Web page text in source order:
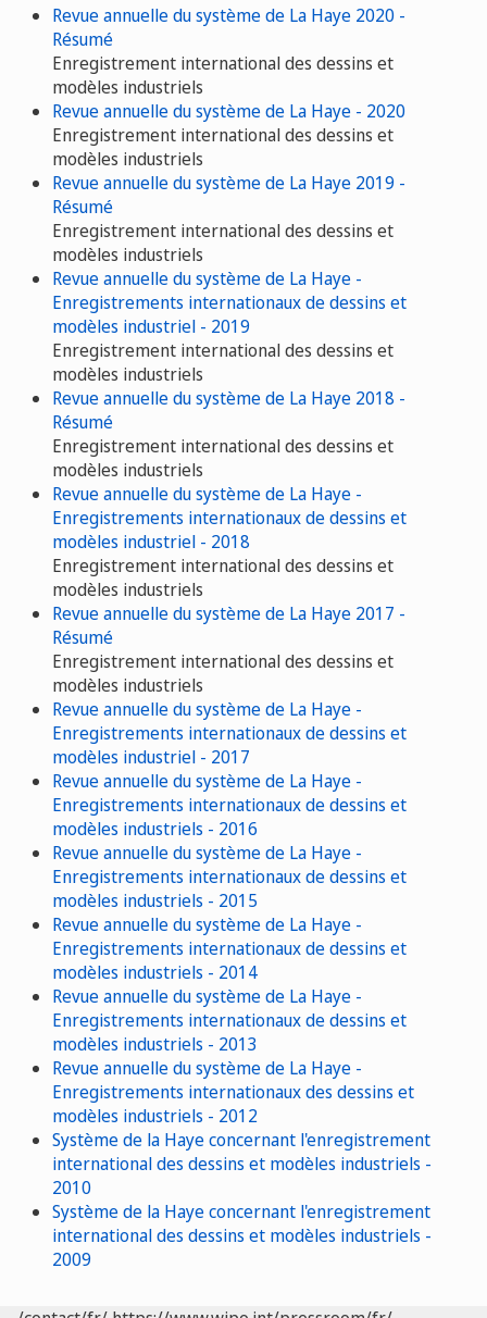
Revue annuelle du système de La Haye 2020 -
Résumé
Enregistrement international des dessins et
modèles industriels
Revue annuelle du système de La Haye - 2020
Enregistrement international des dessins et
modèles industriels
Revue annuelle du système de La Haye 2019 -
Résumé
Enregistrement international des dessins et
modèles industriels
Revue annuelle du système de La Haye -
Enregistrements internationaux de dessins et
modèles industriel - 2019
Enregistrement international des dessins et
modèles industriels
Revue annuelle du système de La Haye 2018 -
Résumé
Enregistrement international des dessins et
modèles industriels
Revue annuelle du système de La Haye -
Enregistrements internationaux de dessins et
modèles industriel - 2018
Enregistrement international des dessins et
modèles industriels
Revue annuelle du système de La Haye 2017 -
Résumé
Enregistrement international des dessins et
modèles industriels
Revue annuelle du système de La Haye -
Enregistrements internationaux de dessins et
modèles industriel - 2017
Revue annuelle du système de La Haye -
Enregistrements internationaux de dessins et
modèles industriels - 2016
Revue annuelle du système de La Haye -
Enregistrements internationaux de dessins et
modèles industriels - 2015
Revue annuelle du système de La Haye -
Enregistrements internationaux de dessins et
modèles industriels - 2014
Revue annuelle du système de La Haye -
Enregistrements internationaux de dessins et
modèles industriels - 2013
Revue annuelle du système de La Haye -
Enregistrements internationaux des dessins et
modèles industriels - 2012
Système de la Haye concernant l'enregistrement
international des dessins et modèles industriels -
2010
Système de la Haye concernant l'enregistrement
international des dessins et modèles industriels -
2009